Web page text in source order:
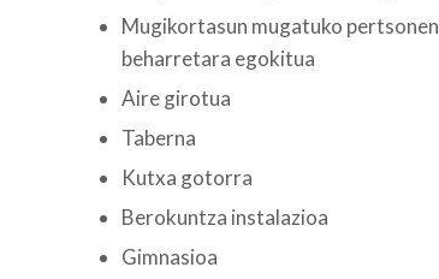
Mugikortasun mugatuko pertsonen
beharretara egokitua
Aire girotua
Taberna
Kutxa gotorra
Berokuntza instalazioa
Gimnasioa